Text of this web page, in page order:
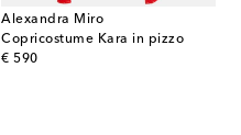
Alexandra Miro
Copricostume Kara in pizzo
€ 590
original price